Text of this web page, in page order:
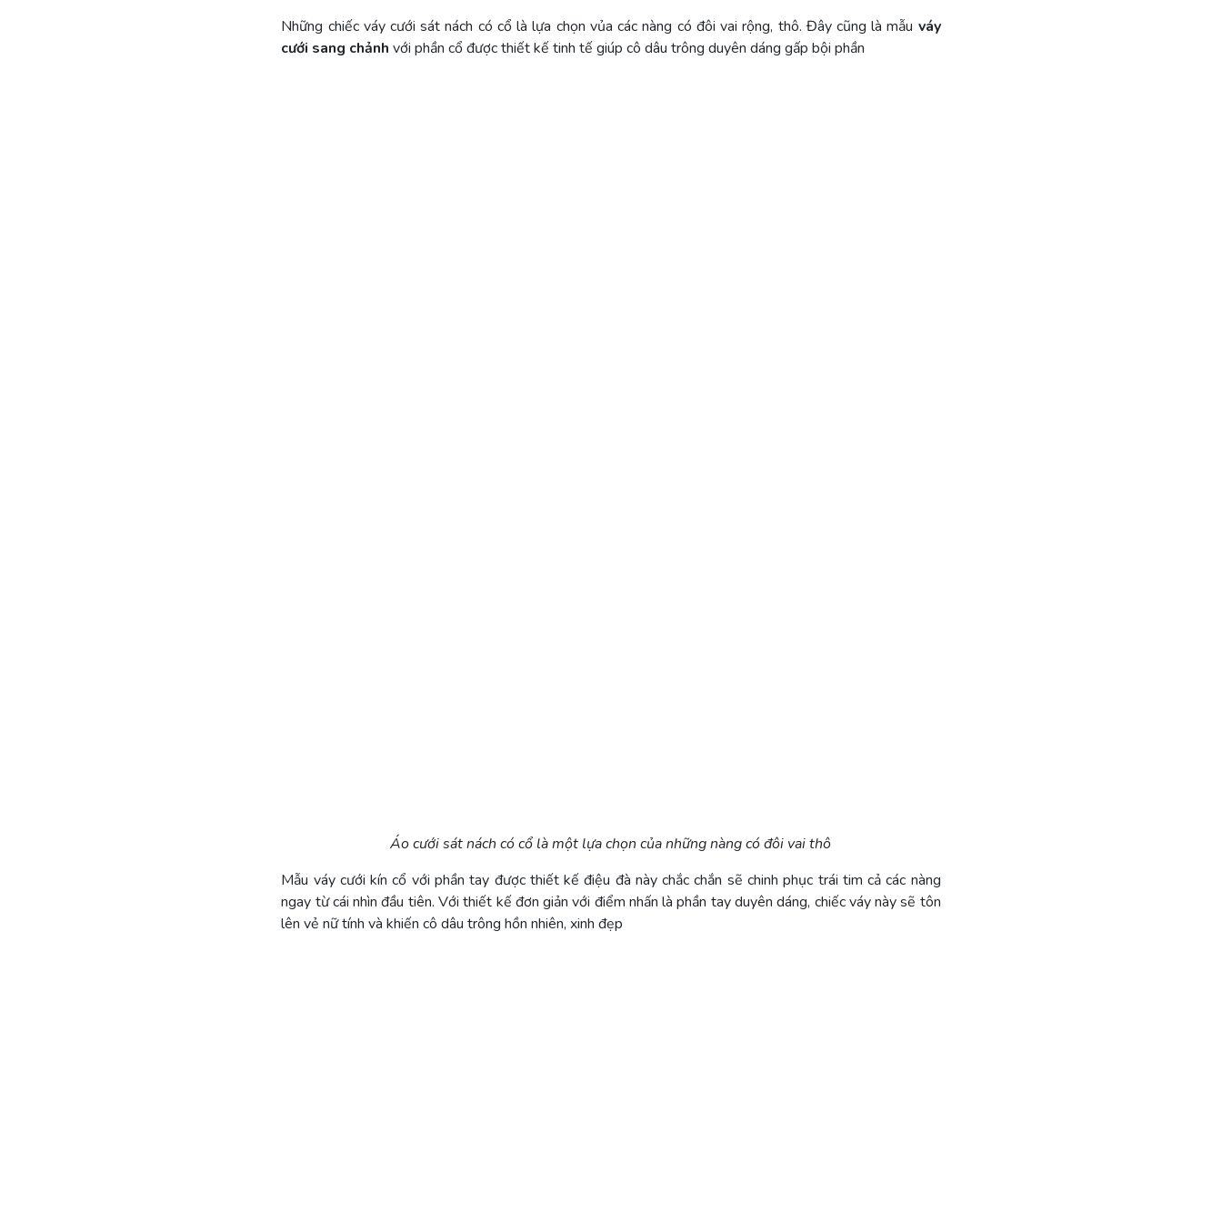
Những chiếc váy cưới sát nách có cổ là lựa chọn vủa các nàng có đôi vai rộng, thô. Đây cũng là mẫu váy
cưới sang chảnh với phần cổ được thiết kế tinh tế giúp cô dâu trông duyên dáng gấp bội phần
Áo cưới sát nách có cổ là một lựa chọn của những nàng có đôi vai thô
Mẫu váy cưới kín cổ với phần tay được thiết kế điệu đà này chắc chắn sẽ chinh phục trái tim cả các nàng
ngay từ cái nhìn đầu tiên. Với thiết kế đơn giản với điểm nhấn là phần tay duyên dáng, chiếc váy này sẽ tôn
lên vẻ nữ tính và khiến cô dâu trông hồn nhiên, xinh đẹp